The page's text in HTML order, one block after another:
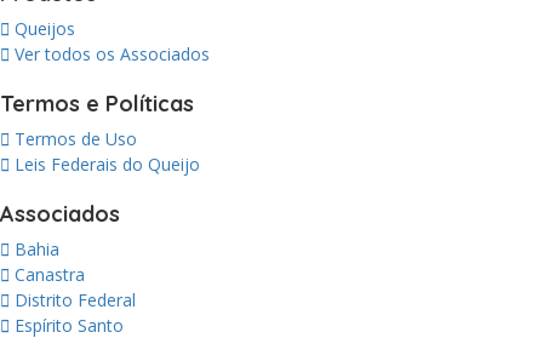
Queijos
Ver todos os Associados
Termos e Políticas
Termos de Uso
Leis Federais do Queijo
Associados
Bahia
Canastra
Distrito Federal
Espírito Santo